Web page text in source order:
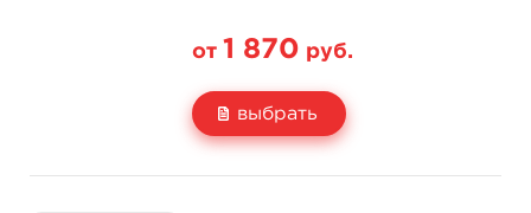
от 1 870 руб.
выбрать